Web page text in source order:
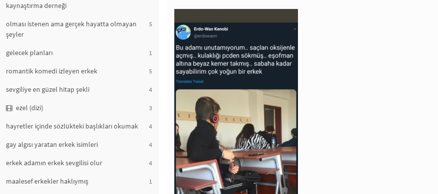
kaynaştırma derneği
olması istenen ama gerçek hayatta olmayan
şeyler
5
gelecek planları 1
romantik komedi izleyen erkek 5
sevgiliye en güzel hitap şekli 4
ezel (dizi) 3
hayretler içinde sözlükteki başlıkları okumak 4
gay algısı yaratan erkek isimleri 4
erkek adamın erkek sevgilisi olur 4
maalesef erkekler haklıymış 1